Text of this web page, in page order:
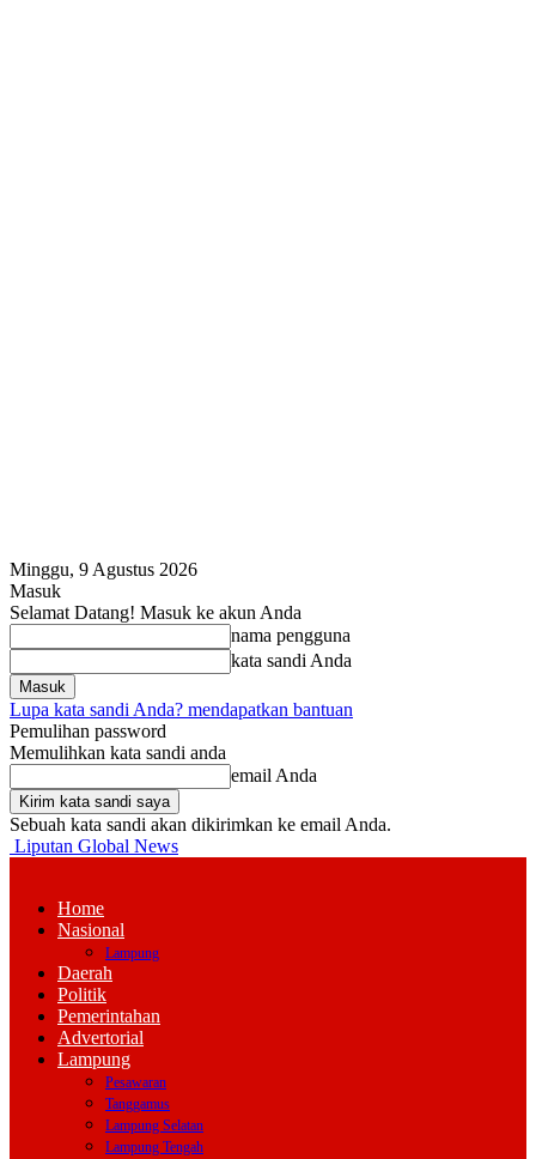
Minggu, 9 Agustus 2026
Masuk
Selamat Datang! Masuk ke akun Anda
nama pengguna
kata sandi Anda
Lupa kata sandi Anda? mendapatkan bantuan
Pemulihan password
Memulihkan kata sandi anda
email Anda
Sebuah kata sandi akan dikirimkan ke email Anda.
Liputan Global News
Home
Nasional
Lampung
Daerah
Politik
Pemerintahan
Advertorial
Lampung
Pesawaran
Tanggamus
Lampung Selatan
Lampung Tengah